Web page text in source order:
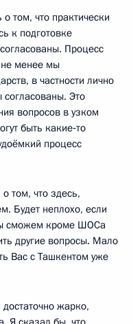
том, что практически
к подготовке
Процесс
не менее мы
в частности лично
согласованы. Это
вопросов в узком
быть какие‑то
процесс
том, что здесь,
Будет неплохо, если
сможем кроме ШОСа
другие вопросы. Мало
Вас с Ташкентом уже
жарко,